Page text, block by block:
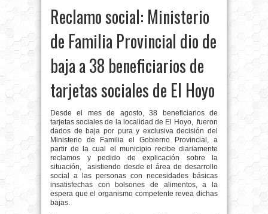
Reclamo social: Ministerio
de Familia Provincial dio de
baja a 38 beneficiarios de
tarjetas sociales de El Hoyo
Desde el mes de agosto, 38 beneficiarios de
tarjetas sociales de la localidad de El Hoyo, fueron
dados de baja por pura y exclusiva decisión del
Ministerio de Familia el Gobierno Provincial, a
partir de la cual el municipio recibe diariamente
reclamos y pedido de explicación sobre la
situación,
asistiendo desde el área de desarrollo
social a las personas con necesidades básicas
insatisfechas con bolsones de alimentos, a la
espera que el organismo competente revea dichas
bajas.